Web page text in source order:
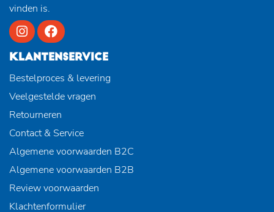
vinden is.
KLANTENSERVICE
Bestelproces & levering
Veelgestelde vragen
Retourneren
Contact & Service
Algemene voorwaarden B2C
Algemene voorwaarden B2B
Review voorwaarden
Klachtenformulier